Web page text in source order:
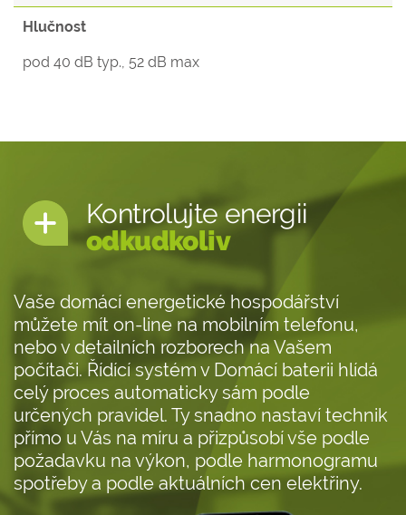
Hlučnost
pod 40 dB typ., 52 dB max
Kontrolujte energii
odkudkoliv
Vaše domácí energetické hospodářství
můžete mít on-line na mobilním telefonu,
nebo v detailních rozborech na Vašem
počítači. Řídící systém v Domácí baterii hlídá
celý proces automaticky sám podle
určených pravidel. Ty snadno nastaví technik
přímo u Vás na míru a přizpůsobí vše podle
požadavku na výkon, podle harmonogramu
spotřeby a podle aktuálních cen elektřiny.